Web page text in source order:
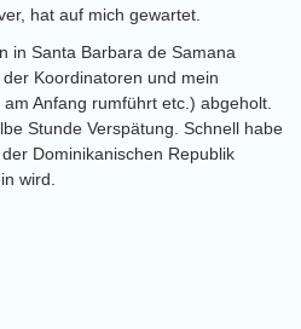
hat auf mich gewartet.
in Santa Barbara de Samana
Koordinatoren und mein
am Anfang rumführt etc.) abgeholt.
Stunde Verspätung. Schnell habe
Dominikanischen Republik
wird.